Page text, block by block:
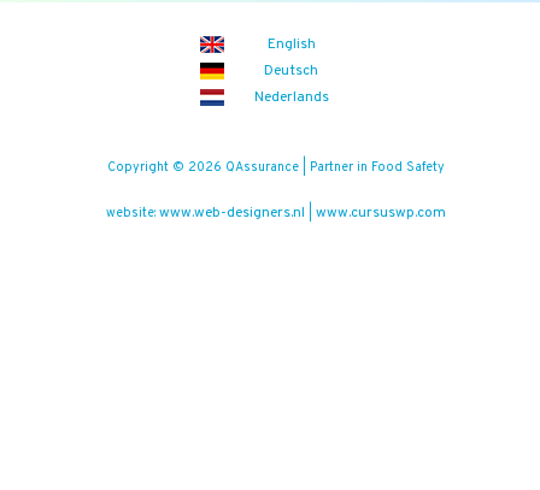
English
Deutsch
Nederlands
Copyright © 2026 QAssurance | Partner in Food Safety
website: www.web-designers.nl www.cursuswp.com